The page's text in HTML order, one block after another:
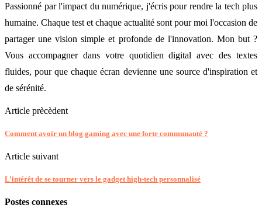
Passionné par l'impact du numérique, j'écris pour rendre la tech plus
humaine. Chaque test et chaque actualité sont pour moi l'occasion de
partager une vision simple et profonde de l'innovation. Mon but ?
Vous accompagner dans votre quotidien digital avec des textes
fluides, pour que chaque écran devienne une source d'inspiration et
de sérénité.
Article prècèdent
Comment avoir un blog gaming avec une forte communauté ?
Article suivant
L’intérêt de se tourner vers le gadget high-tech personnalisé
Postes connexes